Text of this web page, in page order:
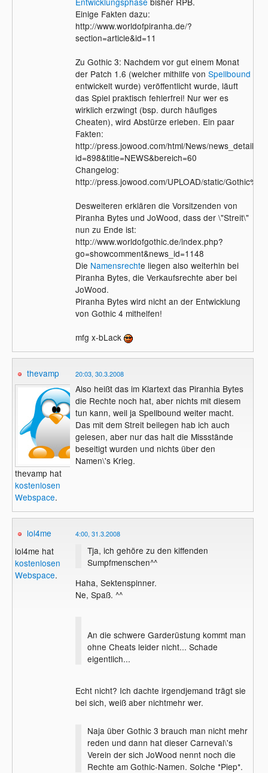
Geschichte, außer die ersten beiden Teile,
die sind einfach grandios nach zahlreicher
Patches :)
Einige Fakten dazu:
http://www.worldofpiranha.de/?
section=article&id=11
Zu Gothic 3: Nachdem vor gut einem Monat
der Patch 1.6 (welcher mithilfe von Spellbound
entwickelt wurde) veröffentlicht wurde, läuft
das Spiel praktisch fehlerfrei! Nur wer es
wirklich erzwingt (bsp. durch häufiges
Cheaten), wird Abstürze erleben. Ein paar
Fakten:
http://press.jowood.com/html/News/
id=898&title=NEWS&bereich=60
Changelog:
http://press.jowood.com/UPLOAD/static/
Desweiteren erklären die Vorsitzenden von
Piranha Bytes und JoWood, dass der \"Streit\"
nun zu Ende ist:
http://www.worldofgothic.de/index.php?
go=showcomment&news_id=1148
Die Namensrechte liegen also weiterhin bei
Piranha Bytes, die Verkaufsrechte aber bei
JoWood.
Piranha Bytes wird nicht an der Entwicklung
von Gothic 4 mithelfen!
mfg x-bLack
thevamp
thevamp hat
kostenlosen
Webspace.
20:03, 30.3.2008
Also heißt das im Klartext das Piranhia Bytes
die Rechte noch hat, aber nichts mit diesem
tun kann, weil ja Spellbound weiter macht.
Das mit dem Streit beilegen hab ich auch
gelesen, aber nur das halt die Missstände
beseitigt wurden und nichts über den
Namen\'s Krieg.
lol4me
lol4me hat
kostenlosen
Webspace.
4:00, 31.3.2008
Tja, ich gehöre zu den kiffenden
Sumpfmenschen^^
Haha, Sektenspinner.
Ne, Spaß. ^^
An die schwere Garderüstung kommt man
ohne Cheats leider nicht... Schade
eigentlich...
Echt nicht? Ich dachte irgendjemand trägt sie
bei sich, weiß aber nichtmehr wer.
Naja über Gothic 3 brauch man nicht mehr
reden und dann hat dieser Carneval\'s
Verein der sich JoWood nennt noch die
Rechte am Gothic-Namen. Solche *Piep*.